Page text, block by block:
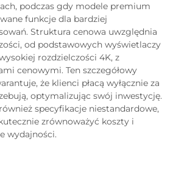
podczas gdy modele premium
funkcje dla bardziej
Struktura cenowa uwzględnia
od podstawowych wyświetlaczy
rozdzielczości 4K, z
cenowymi. Ten szczegółowy
że klienci płacą wyłącznie za
optymalizując swój inwestycję.
specyfikacje niestandardowe,
zrównoważyć koszty i
wydajności.